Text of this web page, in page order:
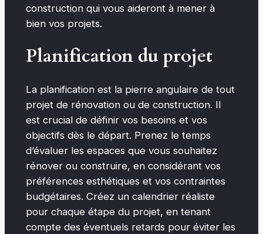
construction qui vous aideront à mener à
bien vos projets.
Planification du projet
La planification est la pierre angulaire de tout
projet de rénovation ou de construction. Il
est crucial de définir vos besoins et vos
objectifs dès le départ. Prenez le temps
d’évaluer les espaces que vous souhaitez
rénover ou construire, en considérant vos
préférences esthétiques et vos contraintes
budgétaires. Créez un calendrier réaliste
pour chaque étape du projet, en tenant
compte des éventuels retards pour éviter les